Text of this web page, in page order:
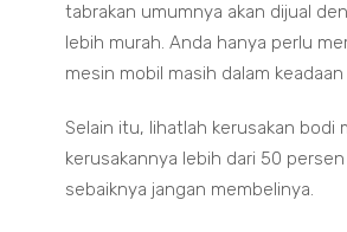
tabrakan umumnya akan dijual
lebih murah. Anda hanya perlu
mesin mobil masih dalam keadaan
Selain itu, lihatlah kerusakan bodi
kerusakannya lebih dari 50
sebaiknya jangan membelinya.